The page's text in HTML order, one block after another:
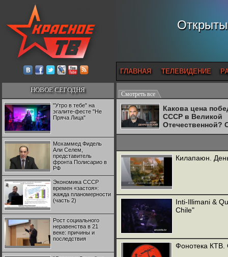
ГЛАВНАЯ ТЕЛЕВИДЕНИЕ
НОВОЕ СЕГОДНЯ
"Утро в тебе" на
эгалите-фесте "Не
Пряча Лица"
Мохаммед Фидель
Али Селем,
представитель
фронта Полисарио в
РФ
Экономика СССР
времен «застоя»:
жажда планомерности
(часть 2)
Рост социального
неравенства в 21
веке: причины и
последствия
Смотреть все
Какова цена
СССР в Великой
Отечественной?
Двуреченский о
Килапаюн.
Inti-Illimani &
Chile"
Фонотека КТВ.